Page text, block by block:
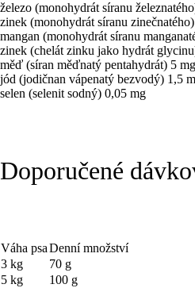
železo (monohydrát síranu
zinek (monohydrát síranu
mangan (monohydrát síranu
zinek (chelát zinku jako hydrát
měď (síran měďnatý pentahydrát) 5
jód (jodičnan vápenatý bezvodý) 1,5
selen (selenit sodný) 0,05 mg
Doporučené
Váha psaDenní množství
3 kg
70 g
5 kg
100 g